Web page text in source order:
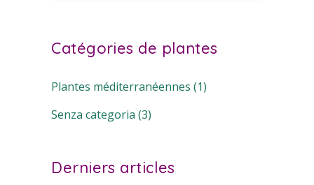
Catégories de plantes
Plantes méditerranéennes (1)
Senza categoria (3)
Derniers articles